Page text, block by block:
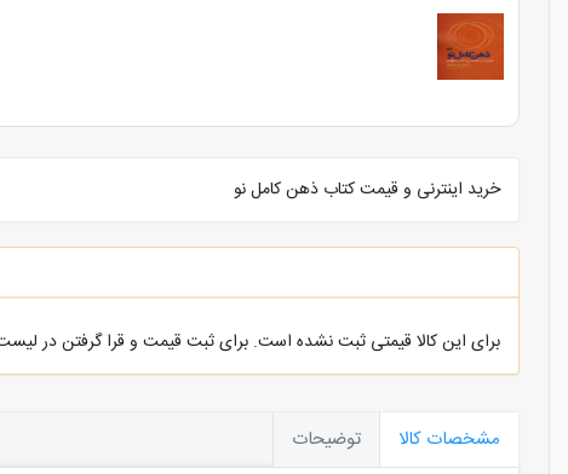
خرید اینترنی و قیمت کتاب ذهن کامل نو
برای این کالا قیمتی ثبت نشده است. برای ثبت قیمت و قرا گرفتن در لیست
مشخصات کالا توضیحات